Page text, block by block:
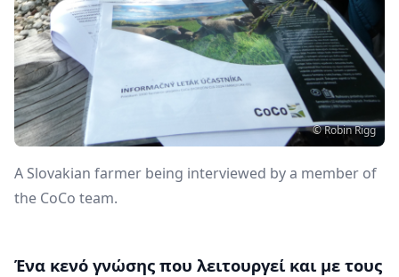
Copyright
© Robin Rigg
Περιγραφή
A Slovakian farmer being interviewed by a member of
the CoCo team.
Content
Ένα κενό γνώσης που λειτουργεί και με τους